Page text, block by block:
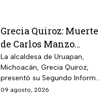
Grecia Quiroz: Muerte
de Carlos Manzo
quedará en la historia
de México
La alcaldesa de Uruapan,
Michoacán, Grecia Quiroz,
presentó su Segundo Informe
de Gobierno
09 agosto, 2026